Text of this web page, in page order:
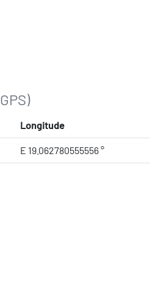
Longitude
E 19.062780555556 °